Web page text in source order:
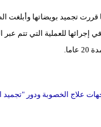
قررت تجميد بويضاتها
في إجرائها للعملية التي تتم
علاج الخصوبة ودور "تجميد